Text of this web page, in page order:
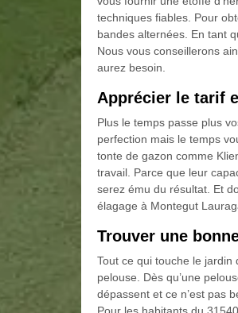
techniques fiables. Pour
bandes alternées. En tant
Nous vous conseillerons
aurez besoin.
Apprécier le tarif
Plus le temps passe plus
perfection mais le temps
tonte de gazon comme
travail. Parce que leur
serez ému du résultat. Et
élagage à Montegut
Trouver une
Tout ce qui touche le jardin
pelouse. Dès qu’une
dépassent et ce n’est pas